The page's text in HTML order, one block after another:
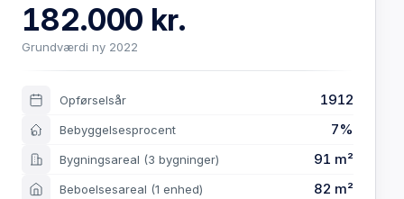
182.000 kr.
Grundværdi ny 2022
Opførselsår 1912
Bebyggelsesprocent 7%
Bygningsareal (3 bygninger) 91 m²
Beboelsesareal (1 enhed) 82 m²